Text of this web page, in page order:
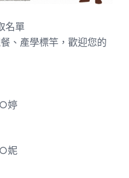
名單
、產學標竿，歡迎您的
婷
妮